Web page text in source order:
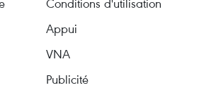
Appui
VNA
Publicité